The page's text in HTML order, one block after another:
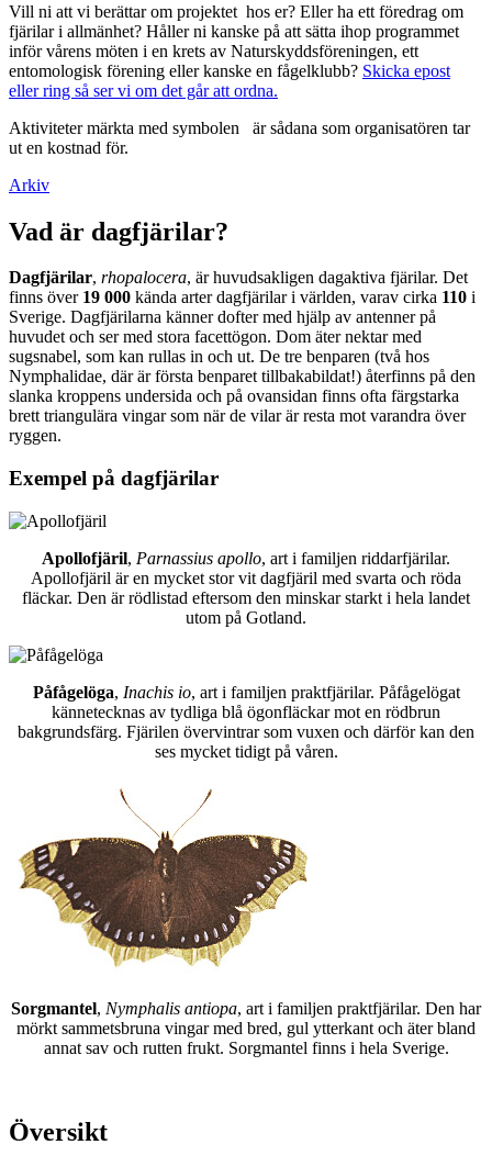
Vill ni att vi berättar om projektet hos er? Eller ha ett föredrag om
fjärilar i allmänhet? Håller ni kanske på att sätta ihop programmet
inför vårens möten i en krets av Naturskyddsföreningen, ett
entomologisk förening eller kanske en fågelklubb? Skicka epost
eller ring så ser vi om det går att ordna.
Aktiviteter märkta med symbolen
är sådana som organisatören tar
ut en kostnad för.
Arkiv
Vad är dagfjärilar?
Dagfjärilar, rhopalocera, är huvudsakligen dagaktiva fjärilar. Det
finns över 19 000 kända arter dagfjärilar i världen, varav cirka 110 i
Sverige. Dagfjärilarna känner dofter med hjälp av antenner på
huvudet och ser med stora facettögon. Dom äter nektar med
sugsnabel, som kan rullas in och ut. De tre benparen (två hos
Nymphalidae, där är första benparet tillbakabildat!) återfinns på den
slanka kroppens undersida och på ovansidan finns ofta färgstarka
brett triangulära vingar som när de vilar är resta mot varandra över
ryggen.
Exempel på dagfjärilar
Apollofjäril, Parnassius apollo, art i familjen riddarfjärilar.
Apollofjäril är en mycket stor vit dagfjäril med svarta och röda
fläckar. Den är rödlistad eftersom den minskar starkt i hela landet
utom på Gotland.
Påfågelöga, Inachis io, art i familjen praktfjärilar. Påfågelögat
kännetecknas av tydliga blå ögonfläckar mot en rödbrun
bakgrundsfärg. Fjärilen övervintrar som vuxen och därför kan den
ses mycket tidigt på våren.
Sorgmantel, Nymphalis antiopa, art i familjen praktfjärilar. Den har
mörkt sammetsbruna vingar med bred, gul ytterkant och äter bland
annat sav och rutten frukt. Sorgmantel finns i hela Sverige.
Översikt